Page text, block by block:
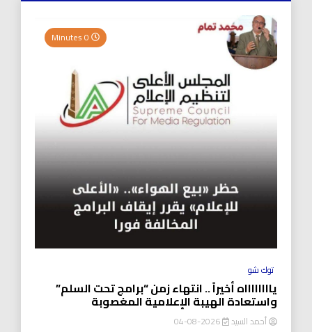
توك شو
يااااااااه أخيراً .. انتهاء زمن “برامج تحت السلم”
واستعادة الهيبة الإعلامية المغصوبة
أحمد السيد 2026-08-04